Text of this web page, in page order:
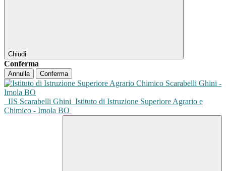
Chiudi
Conferma
Annulla Conferma
IIS Scarabelli Ghini Istituto di Istruzione Superiore Agrario e
Chimico - Imola BO